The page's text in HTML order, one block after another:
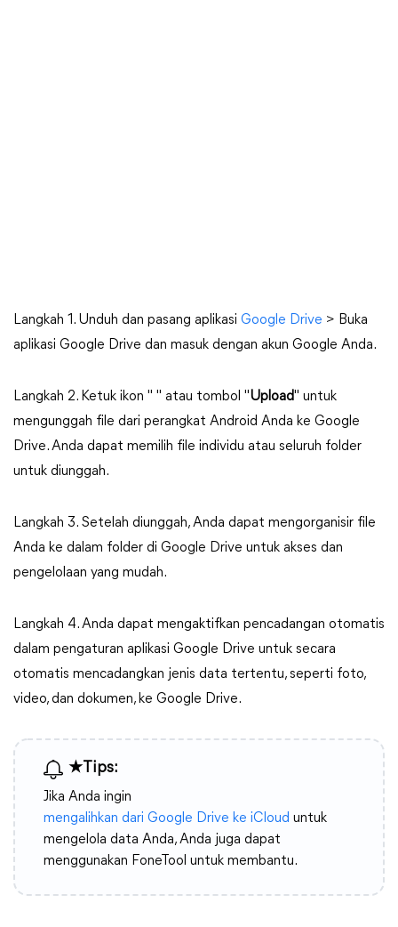
Langkah 1. Unduh dan pasang aplikasi Google Drive > Buka
aplikasi Google Drive dan masuk dengan akun Google Anda.
Langkah 2. Ketuk ikon " " atau tombol "Upload" untuk
mengunggah file dari perangkat Android Anda ke Google
Drive. Anda dapat memilih file individu atau seluruh folder
untuk diunggah.
Langkah 3. Setelah diunggah, Anda dapat mengorganisir file
Anda ke dalam folder di Google Drive untuk akses dan
pengelolaan yang mudah.
Langkah 4. Anda dapat mengaktifkan pencadangan otomatis
dalam pengaturan aplikasi Google Drive untuk secara
otomatis mencadangkan jenis data tertentu, seperti foto,
video, dan dokumen, ke Google Drive.
★Tips:
Jika Anda ingin
mengalihkan dari Google Drive ke iCloud untuk
mengelola data Anda, Anda juga dapat
menggunakan FoneTool untuk membantu.